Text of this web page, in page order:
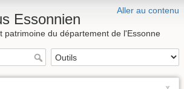
Aller au contenu
Essonnien
patrimoine du département de l'Essonne